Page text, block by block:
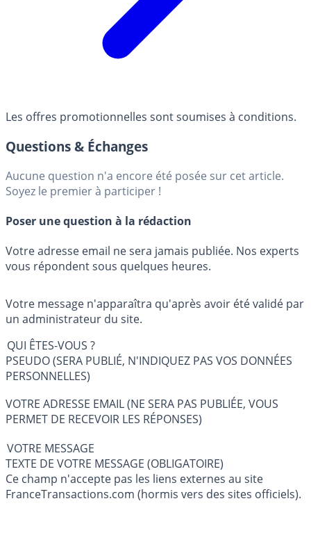
Les offres promotionnelles sont soumises à conditions.
Questions & Échanges
Aucune question n'a encore été posée sur cet article.
Soyez le premier à participer !
Poser une question à la rédaction
Votre adresse email ne sera jamais publiée. Nos experts
vous répondent sous quelques heures.
Votre message n'apparaîtra qu'après avoir été validé par
un administrateur du site.
QUI ÊTES-VOUS ?
PSEUDO (SERA PUBLIÉ, N'INDIQUEZ PAS VOS DONNÉES
PERSONNELLES)
VOTRE ADRESSE EMAIL (NE SERA PAS PUBLIÉE, VOUS
PERMET DE RECEVOIR LES RÉPONSES)
VOTRE MESSAGE
TEXTE DE VOTRE MESSAGE (OBLIGATOIRE)
Ce champ n'accepte pas les liens externes au site
FranceTransactions.com (hormis vers des sites officiels).